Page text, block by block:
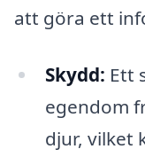
att göra ett
Skydd: Ett
egendom
djur, vilket